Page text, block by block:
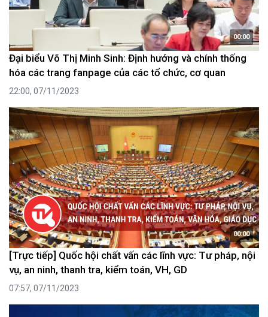
00:00
Đại biểu Võ Thị Minh Sinh: Định hướng và chính thống
hóa các trang fanpage của các tổ chức, cơ quan
22:00, 07/11/2023
00:00
[Trực tiếp] Quốc hội chất vấn các lĩnh vực: Tư pháp, nội
vụ, an ninh, thanh tra, kiểm toán, VH, GD
07:57, 07/11/2023